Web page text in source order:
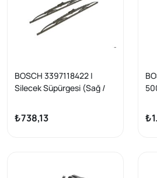
BOSCH 3397118422 |
Silecek Süpürgesi (Sağ /
500mm Megane Xsara
P306 Brava Bravo Mondeo
₺738,13